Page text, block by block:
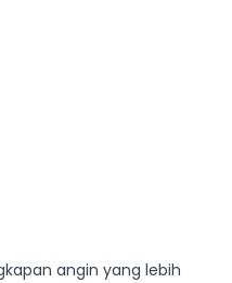
angin yang lebih